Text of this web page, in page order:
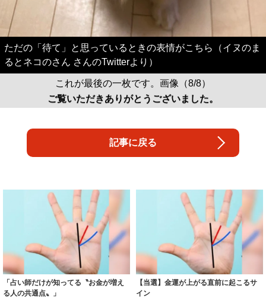
ただの「待て」と思っているときの表情がこちら（イヌのま
るとネコのさん さんのTwitterより）
これが最後の一枚です。画像（8/8）
ご覧いただきありがとうございました。
記事に戻る
「占い師だけが知ってる〝お金が増え
る人の共通点〟」
【当選】金運が上がる直前に起こるサ
イン